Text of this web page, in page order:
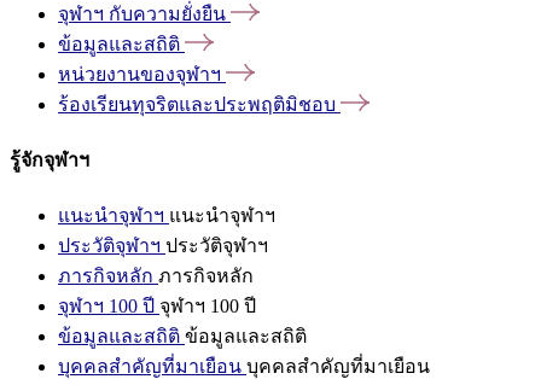
จุฬาฯ กับความยั่งยืน
ข้อมูลและสถิติ
หน่วยงานของจุฬาฯ
ร้องเรียนทุจริตและประพฤติมิชอบ
รู้จักจุฬาฯ
แนะนำจุฬาฯ แนะนำจุฬาฯ
ประวัติจุฬาฯ ประวัติจุฬาฯ
ภารกิจหลัก ภารกิจหลัก
จุฬาฯ 100 ปี จุฬาฯ 100 ปี
ข้อมูลและสถิติ ข้อมูลและสถิติ
บุคคลสำคัญที่มาเยือน บุคคลสำคัญที่มาเยือน